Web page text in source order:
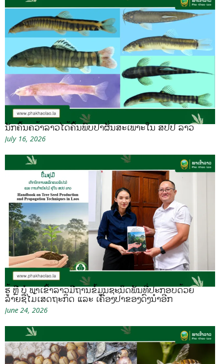
ນັກຄົ້ນຄວ້າລາວໄດ້ຄົ້ນພົບປາຜັ່ນສະເພາະໃນ ສປປ ລາວ
July 16, 2026
ຮູ້ ຫຼື ບໍ ພາເຂົ້າລາວມີຖານຂໍ້ມູນຊະນິດພັນທີ່ປະກອບດ້ວຍ
ລາຍຊື່ໄມ້ເສດຖະກິດ ແລະ ເຄື່ອງປ່າຂອງດົງນຳອີກ
June 24, 2026